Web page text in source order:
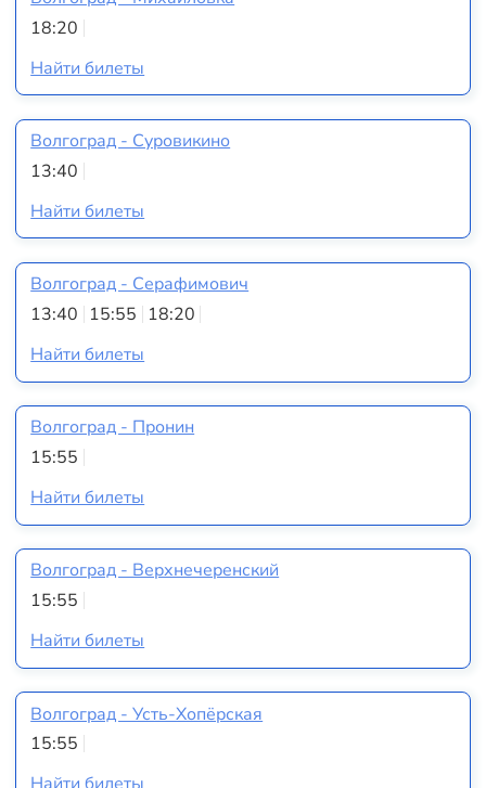
18:20
Найти билеты
Волгоград - Суровикино
13:40
Найти билеты
Волгоград - Серафимович
13:40 15:55 18:20
Найти билеты
Волгоград - Пронин
15:55
Найти билеты
Волгоград - Верхнечеренский
15:55
Найти билеты
Волгоград - Усть-Хопёрская
15:55